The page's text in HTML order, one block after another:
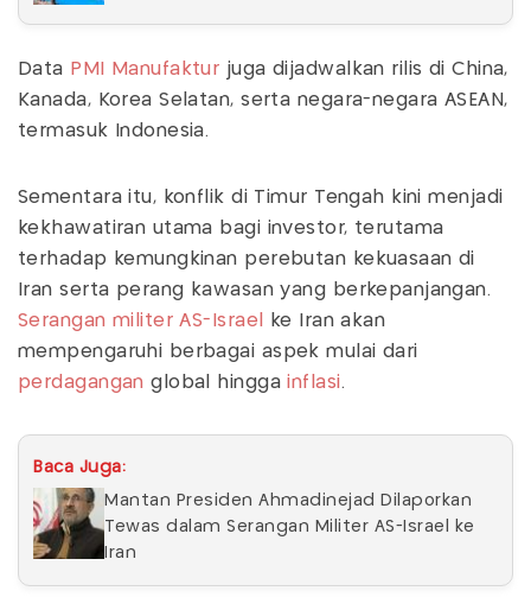
Data PMI Manufaktur juga dijadwalkan rilis di China,
Kanada, Korea Selatan, serta negara-negara ASEAN,
termasuk Indonesia.
Sementara itu, konflik di Timur Tengah kini menjadi
kekhawatiran utama bagi investor, terutama
terhadap kemungkinan perebutan kekuasaan di
Iran serta perang kawasan yang berkepanjangan.
Serangan militer AS-Israel
ke Iran akan
mempengaruhi berbagai aspek mulai dari
perdagangan global hinggainflasi.
Baca Juga:
Mantan Presiden Ahmadinejad Dilaporkan
Tewas dalam Serangan Militer AS-Israel ke
Iran